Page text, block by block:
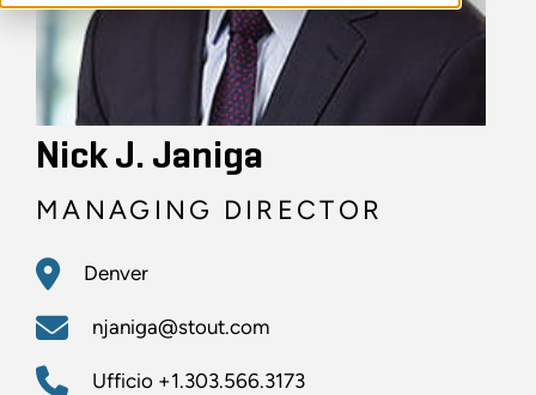
Nick J. Janiga
MANAGING DIRECTOR
Denver
njaniga@stout.com
Ufficio +1.303.566.3173